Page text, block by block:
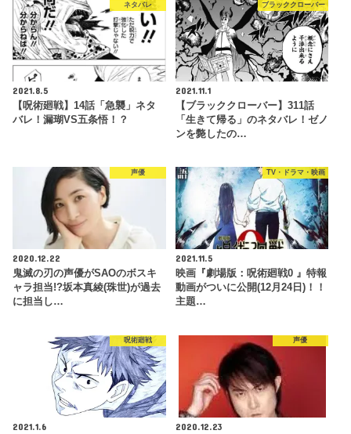
ネタバレ
2021.8.5
【呪術廻戦】14話「急襲」ネタ
バレ！漏瑚VS五条悟！？
ブラッククローバー
2021.11.1
【ブラッククローバー】311話
「生きて帰る」のネタバレ！ゼノ
ンを斃したの…
声優
2020.12.22
鬼滅の刃の声優がSAOのボスキ
ャラ担当!?坂本真綾(珠世)が過去
に担当し…
TV・ドラマ・映画
2021.11.5
映画『劇場版：呪術廻戦0 』特報
動画がついに公開(12月24日)！！
主題…
呪術廻戦
2021.1.6
声優
2020.12.23